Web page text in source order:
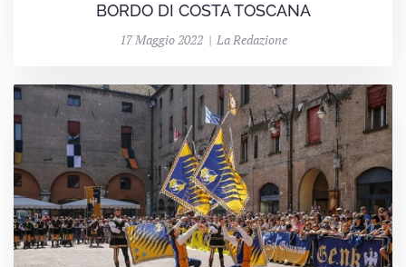
BORDO DI COSTA TOSCANA
17 Maggio 2022 | La Redazione